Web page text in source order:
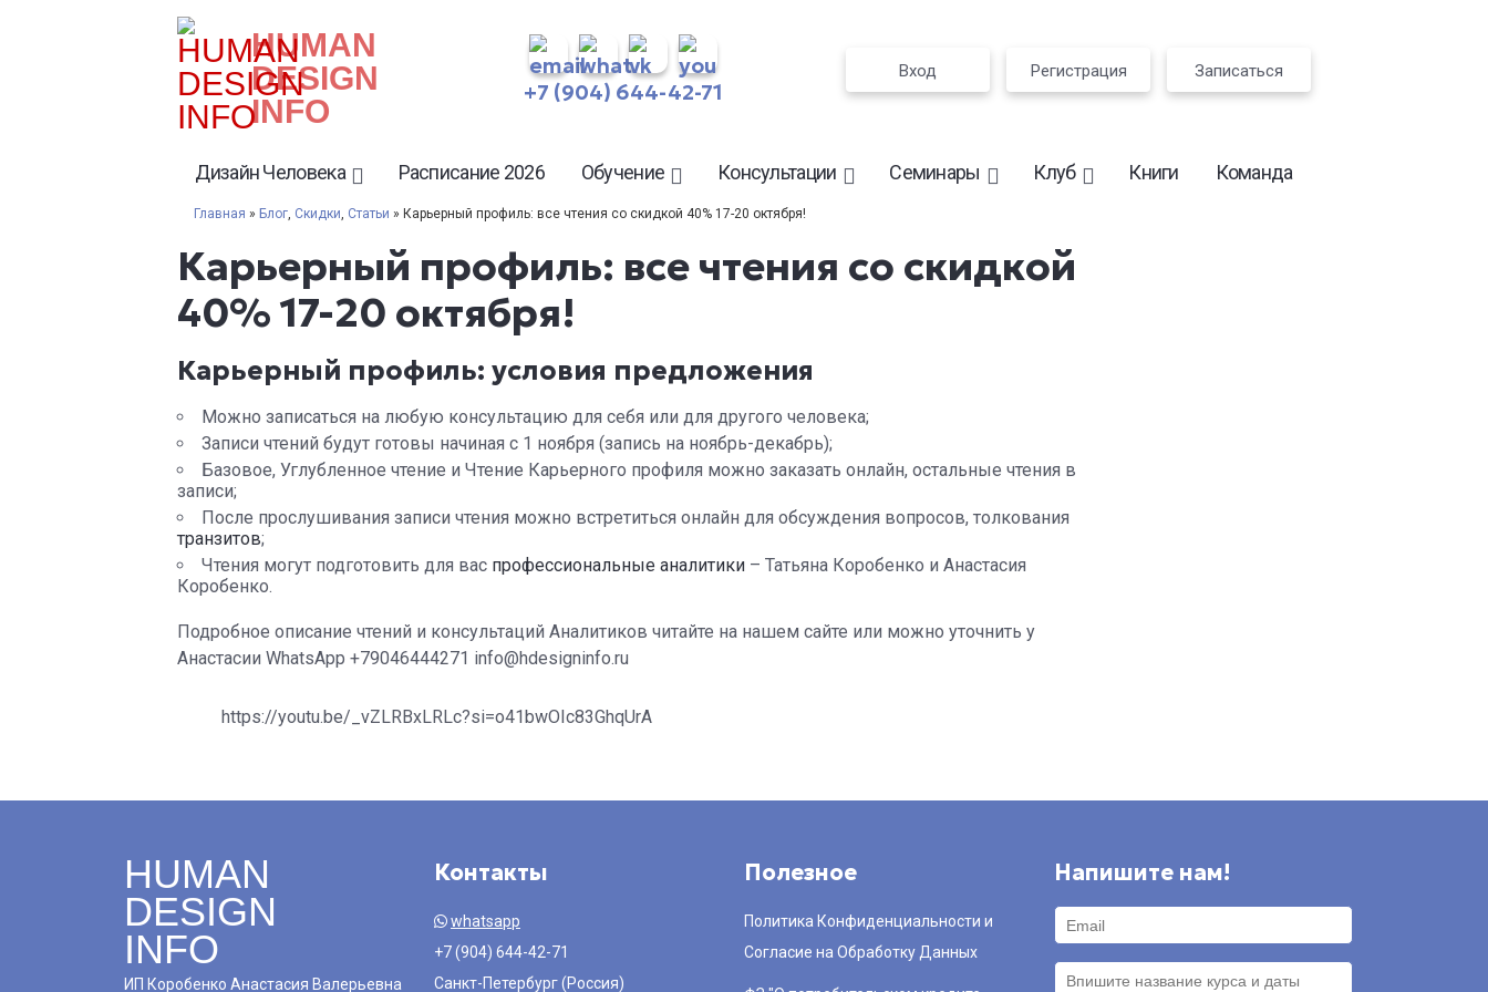
HUMAN
DESIGN
INFO
+7 (904) 644-42-71
Вход Регистрация Записаться
Дизайн Человека Расписание 2026 Обучение Консультации Семинары Клуб Книги Команда
Главная » Блог, Скидки, Статьи » Карьерный профиль: все чтения со скидкой 40% 17-20 октября!
Карьерный профиль: все чтения со скидкой
40% 17-20 октября!
Карьерный профиль: условия предложения
Можно записаться на любую консультацию для себя или для другого человека;
Записи чтений будут готовы начиная с 1 ноября (запись на ноябрь-декабрь);
Базовое, Углубленное чтение и Чтение Карьерного профиля можно заказать онлайн, остальные чтения в
записи;
После прослушивания записи чтения можно встретиться онлайн для обсуждения вопросов, толкования
транзитов;
Чтения могут подготовить для вас профессиональные аналитики – Татьяна Коробенко и Анастасия
Коробенко.
Подробное описание чтений и консультаций Аналитиков читайте на нашем сайте или можно уточнить у
Анастасии WhatsApp +79046444271 info@hdesigninfo.ru
https://youtu.be/_vZLRBxLRLc?si=o41bwOIc83GhqUrA
HUMAN
DESIGN
INFO
ИП Коробенко Анастасия Валерьевна
Контакты
whatsapp
+7 (904) 644-42-71
Санкт-Петербург (Россия)
Полезное
Политика Конфиденциальности и
Согласие на Обработку Данных
Напишите нам!